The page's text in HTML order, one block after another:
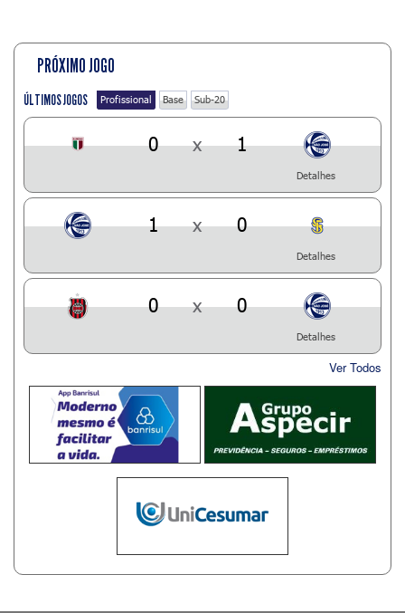
PRÓXIMO JOGO
ÚLTIMOS JOGOS Profissional Base Sub-20
0 x 1
Detalhes
1 x 0
Detalhes
0 x 0
Detalhes
Ver Todos